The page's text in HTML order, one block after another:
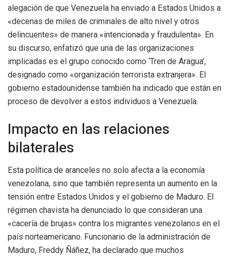
alegación de que Venezuela ha enviado a Estados Unidos a
«decenas de miles de criminales de alto nivel y otros
delincuentes» de manera «intencionada y fraudulenta». En
su discurso, enfatizó que una de las organizaciones
implicadas es el grupo conocido como ‘Tren de Aragua’,
designado como «organización terrorista extranjera». El
gobierno estadounidense también ha indicado que están en
proceso de devolver a estos individuos a Venezuela.
Impacto en las relaciones
bilaterales
Esta política de aranceles no solo afecta a la economía
venezolana, sino que también representa un aumento en la
tensión entre Estados Unidos y el gobierno de Maduro. El
régimen chavista ha denunciado lo que consideran una
«cacería de brujas» contra los migrantes venezolanos en el
país norteamericano. Funcionario de la administración de
Maduro, Freddy Ñáñez, ha declarado que muchos